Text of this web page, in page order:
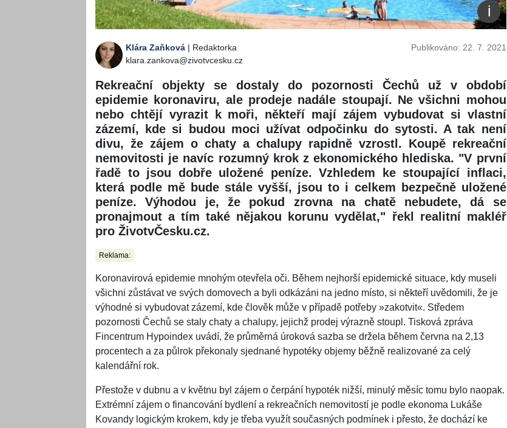
Klára Zaňková | Redaktorka
klara.zankova@zivotvcesku.cz
Publikováno: 22. 7. 2021
Rekreační objekty se dostaly do pozornosti Čechů už v období
epidemie koronaviru, ale prodeje nadále stoupají. Ne všichni mohou
nebo chtějí vyrazit k moři, někteří mají zájem vybudovat si vlastní
zázemí, kde si budou moci užívat odpočinku do sytosti. A tak není
divu, že zájem o chaty a chalupy rapidně vzrostl. Koupě rekreační
nemovitosti je navíc rozumný krok z ekonomického hlediska. "V první
řadě to jsou dobře uložené peníze. Vzhledem ke stoupající inflaci,
která podle mě bude stále vyšší, jsou to i celkem bezpečně uložené
peníze. Výhodou je, že pokud zrovna na chatě nebudete, dá se
pronajmout a tím také nějakou korunu vydělat," řekl realitní makléř
pro ŽivotvČesku.cz.
Reklama:
Koronavirová epidemie mnohým otevřela oči. Během nejhorší epidemické situace, kdy museli
všichni zůstávat ve svých domovech a byli odkázáni na jedno místo, si někteří uvědomili, že je
výhodné si vybudovat zázemí, kde člověk může v případě potřeby »zakotvit«. Středem
pozornosti Čechů se staly chaty a chalupy, jejichž prodej výrazně stoupl. Tisková zpráva
Fincentrum Hypoindex uvádí, že průměrná úroková sazba se držela během června na 2,13
procentech a za půlrok překonaly sjednané hypotéky objemy běžně realizované za celý
kalendářní rok.
Přestože v dubnu a v květnu byl zájem o čerpání hypoték nižší, minulý měsíc tomu bylo naopak.
Extrémní zájem o financování bydlení a rekreačních nemovitostí je podle ekonoma Lukáše
Kovandy logickým krokem, kdy je třeba využít současných podmínek i přesto, že dochází ke